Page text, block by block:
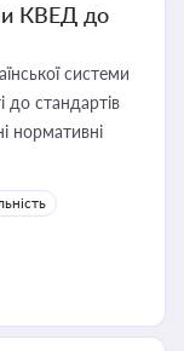
КВЕД до
системи
до стандартів
нормативні